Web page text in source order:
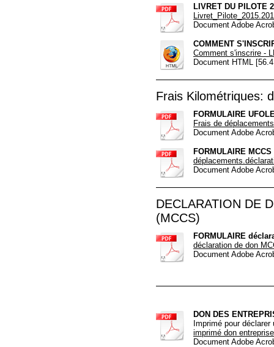
LIVRET DU PILOTE
Document Adobe
COMMENT
Comment s'inscrire -
Document HTML
Frais Kilométriques:
FORMULAIRE
Frais de
Document Adobe
FORMULAIRE MCCS
Document Adobe
DECLARATION DE
(MCCS)
FORMULAIRE
déclaration de don
Document Adobe
DON DES
Imprimé pour
imprimé don
Document Adobe